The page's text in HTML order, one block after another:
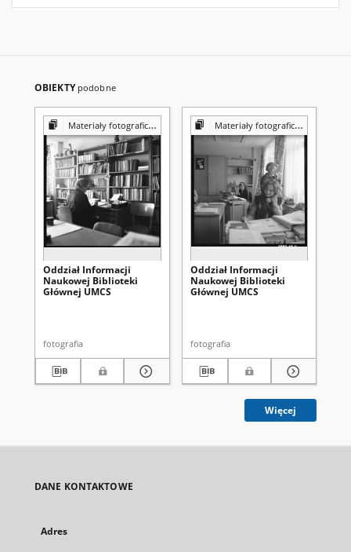
OBIEKTY podobne
Materiały fotograficzne z Pracowni Reprografii Biblioteki UMCS
Oddział Informacji
Naukowej Biblioteki
Głównej UMCS
fotografia
Materiały fotograficzne z Pracowni Reprografii Biblioteki UMCS
Oddział Informacji
Naukowej Biblioteki
Głównej UMCS
fotografia
Więcej
DANE KONTAKTOWE
Adres